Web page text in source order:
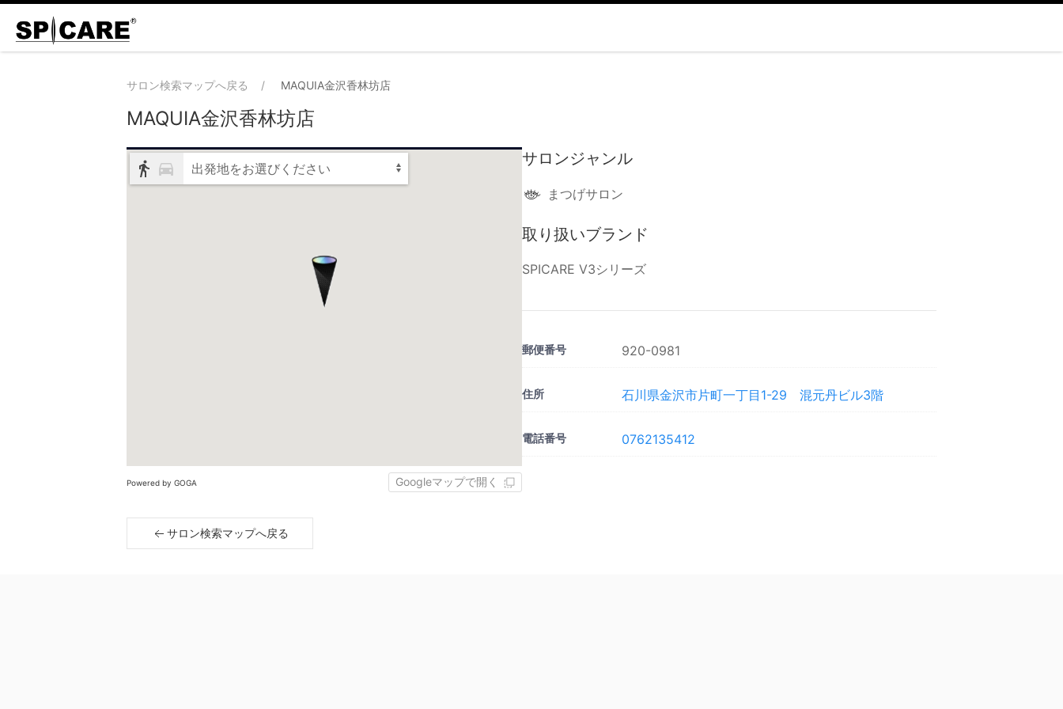
サロン検索マップへ戻る MAQUIA金沢香林坊店
MAQUIA金沢香林坊店
出発地をお選びください
Powered by GOGA Googleマップで開く
サロンジャンル
まつげサロン
取り扱いブランド
SPICARE V3シリーズ
郵便番号 920-0981
住所 石川県金沢市片町一丁目1-29 混元丹ビル3階
電話番号 0762135412
サロン検索マップへ戻る